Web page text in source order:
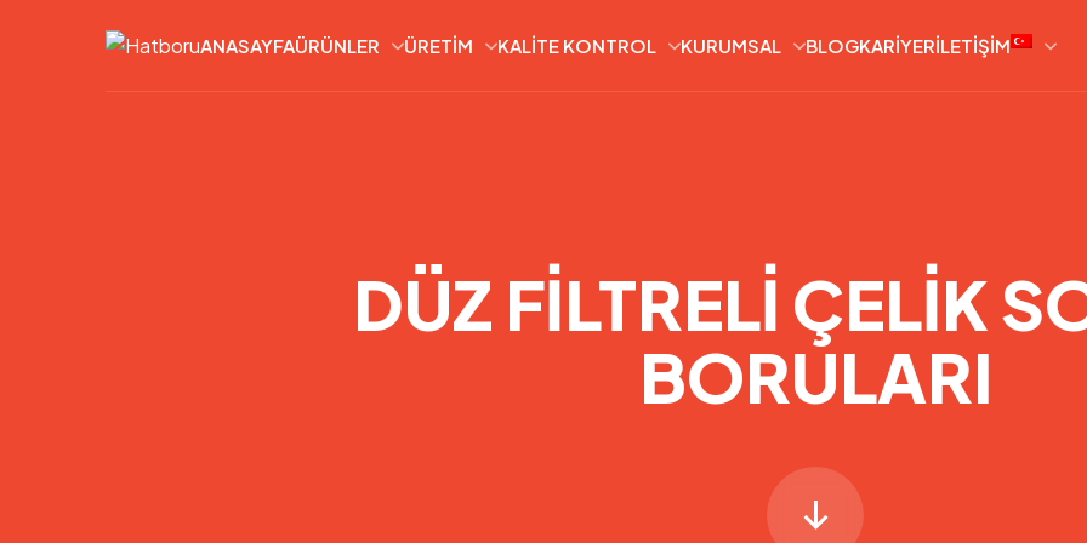
ANASAYFAÜRÜNLER ÜRETIM KALITE KONTROL KURUMSAL BLOGKARIYERİLETIŞIM
DÜZ FİLTRELİ ÇELİK
BORULARI